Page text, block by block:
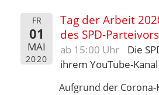
FR
01
MAI
2020
Tag der Arbeit
des SPD-
ab 15:00 Uhr
Die
ihrem YouTube-Kanal
Aufgrund der Corona-